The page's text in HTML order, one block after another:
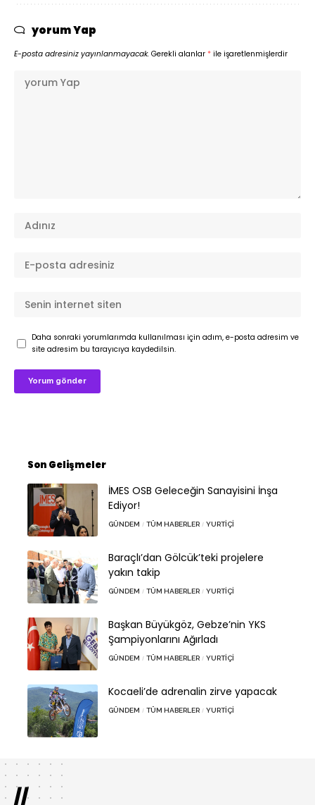
yorum Yap
E-posta adresiniz yayınlanmayacak. Gerekli alanlar * ile işaretlenmişlerdir
Daha sonraki yorumlarımda kullanılması için adım, e-posta adresim ve
site adresim bu tarayıcıya kaydedilsin.
Son Gelişmeler
İMES OSB Geleceğin Sanayisini İnşa
Ediyor!
GÜNDEM TÜM HABERLER YURTIÇI
Baraçlı’dan Gölcük’teki projelere
yakın takip
GÜNDEM TÜM HABERLER YURTIÇI
Başkan Büyükgöz, Gebze’nin YKS
Şampiyonlarını Ağırladı
GÜNDEM TÜM HABERLER YURTIÇI
Kocaeli’de adrenalin zirve yapacak
GÜNDEM TÜM HABERLER YURTIÇI
//